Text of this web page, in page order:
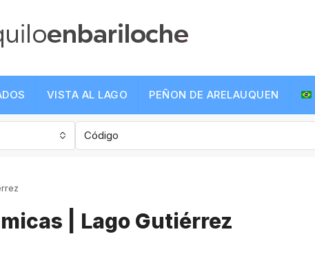
VISTA AL LAGO PEÑON DE ARELAUQUEN
| Lago Gutiérrez